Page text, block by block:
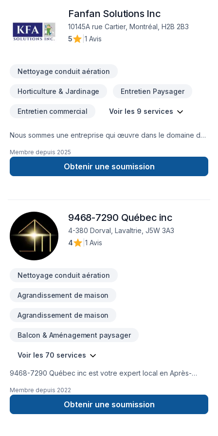
projet à une équipe qui a à cœur votre satisfaction. Notre
engagement est simple : offrir un service d'exception, centré
sur vos besoins et vos aspirations.
Fanfan Solutions Inc
10145A rue Cartier, Montréal, H2B 2B3
5
1 Avis
Nettoyage conduit aération
Horticulture & Jardinage Entretien Paysager
Entretien commercial Voir les 9 services
Nous sommes une entreprise qui œuvre dans le domaine de
ménager, les réparations mineures , le décapage et le
récurage, le relustrage, le polissage et le cirage des
planchers,’ CV
Membre depuis 2025
Obtenir une soumission
9468-7290 Québec inc
4-380 Dorval, Lavaltrie, J5W 3A3
4
1 Avis
Nettoyage conduit aération
Agrandissement de maison
Agrandissement de maison
Balcon & Aménagement paysager
Voir les 70 services
9468-7290 Québec inc est votre expert local en Après-
d'aération, Cuisine, Décontamination, Démolition, Excavation,
Excavation intérieur, Fondation, Garage, Gypse, Plancher,
Rénovation générale, Revêtement extérieur, Salle de bain,
Membre depuis 2022
Obtenir une soumission